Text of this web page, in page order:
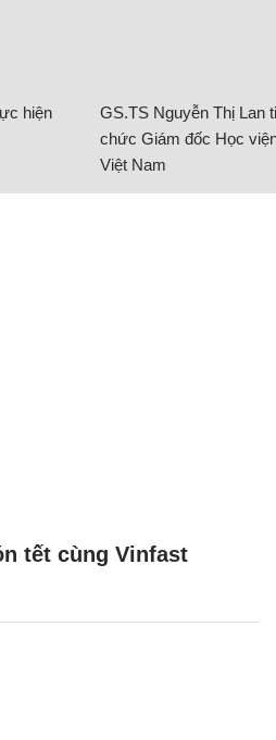
hiện
GS.TS Nguyễn Thị Lan
chức Giám đốc Học
Việt Nam
tết cùng Vinfast